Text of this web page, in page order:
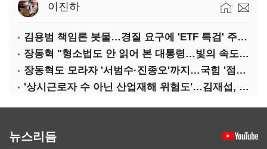
이진하
김용범 책임론 봇물…경질 요구에 'ETF 특검' 주장까지
장동혁 "형소법도 안 읽어 본 대통령…빛의 속도로 무너질 것"
장동혁도 모라자 '서범수·진종오'까지…국힘 '점입가경'
'상시근로자 수 아닌 산업재해 위험도'…김재섭, 산재예방 지원기준 손질
뉴스리듬